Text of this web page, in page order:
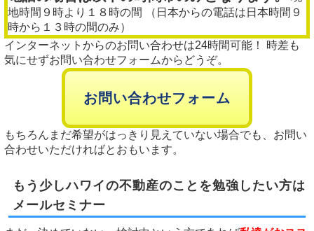
地時間９時より１８時の間 （日本からの電話は日本時間９
時から１３時の間のみ）
インターネットからのお問い合わせは24時間可能！ 時差も
気にせずお問い合わせフォームからどうぞ。
お問い合わせフォーム
もちろんまだ希望がはっきり見えていない場合でも、お問い
合わせいただければとおもいます。
もう少しハワイの不動産のことを勉強したい方は
メールセミナー